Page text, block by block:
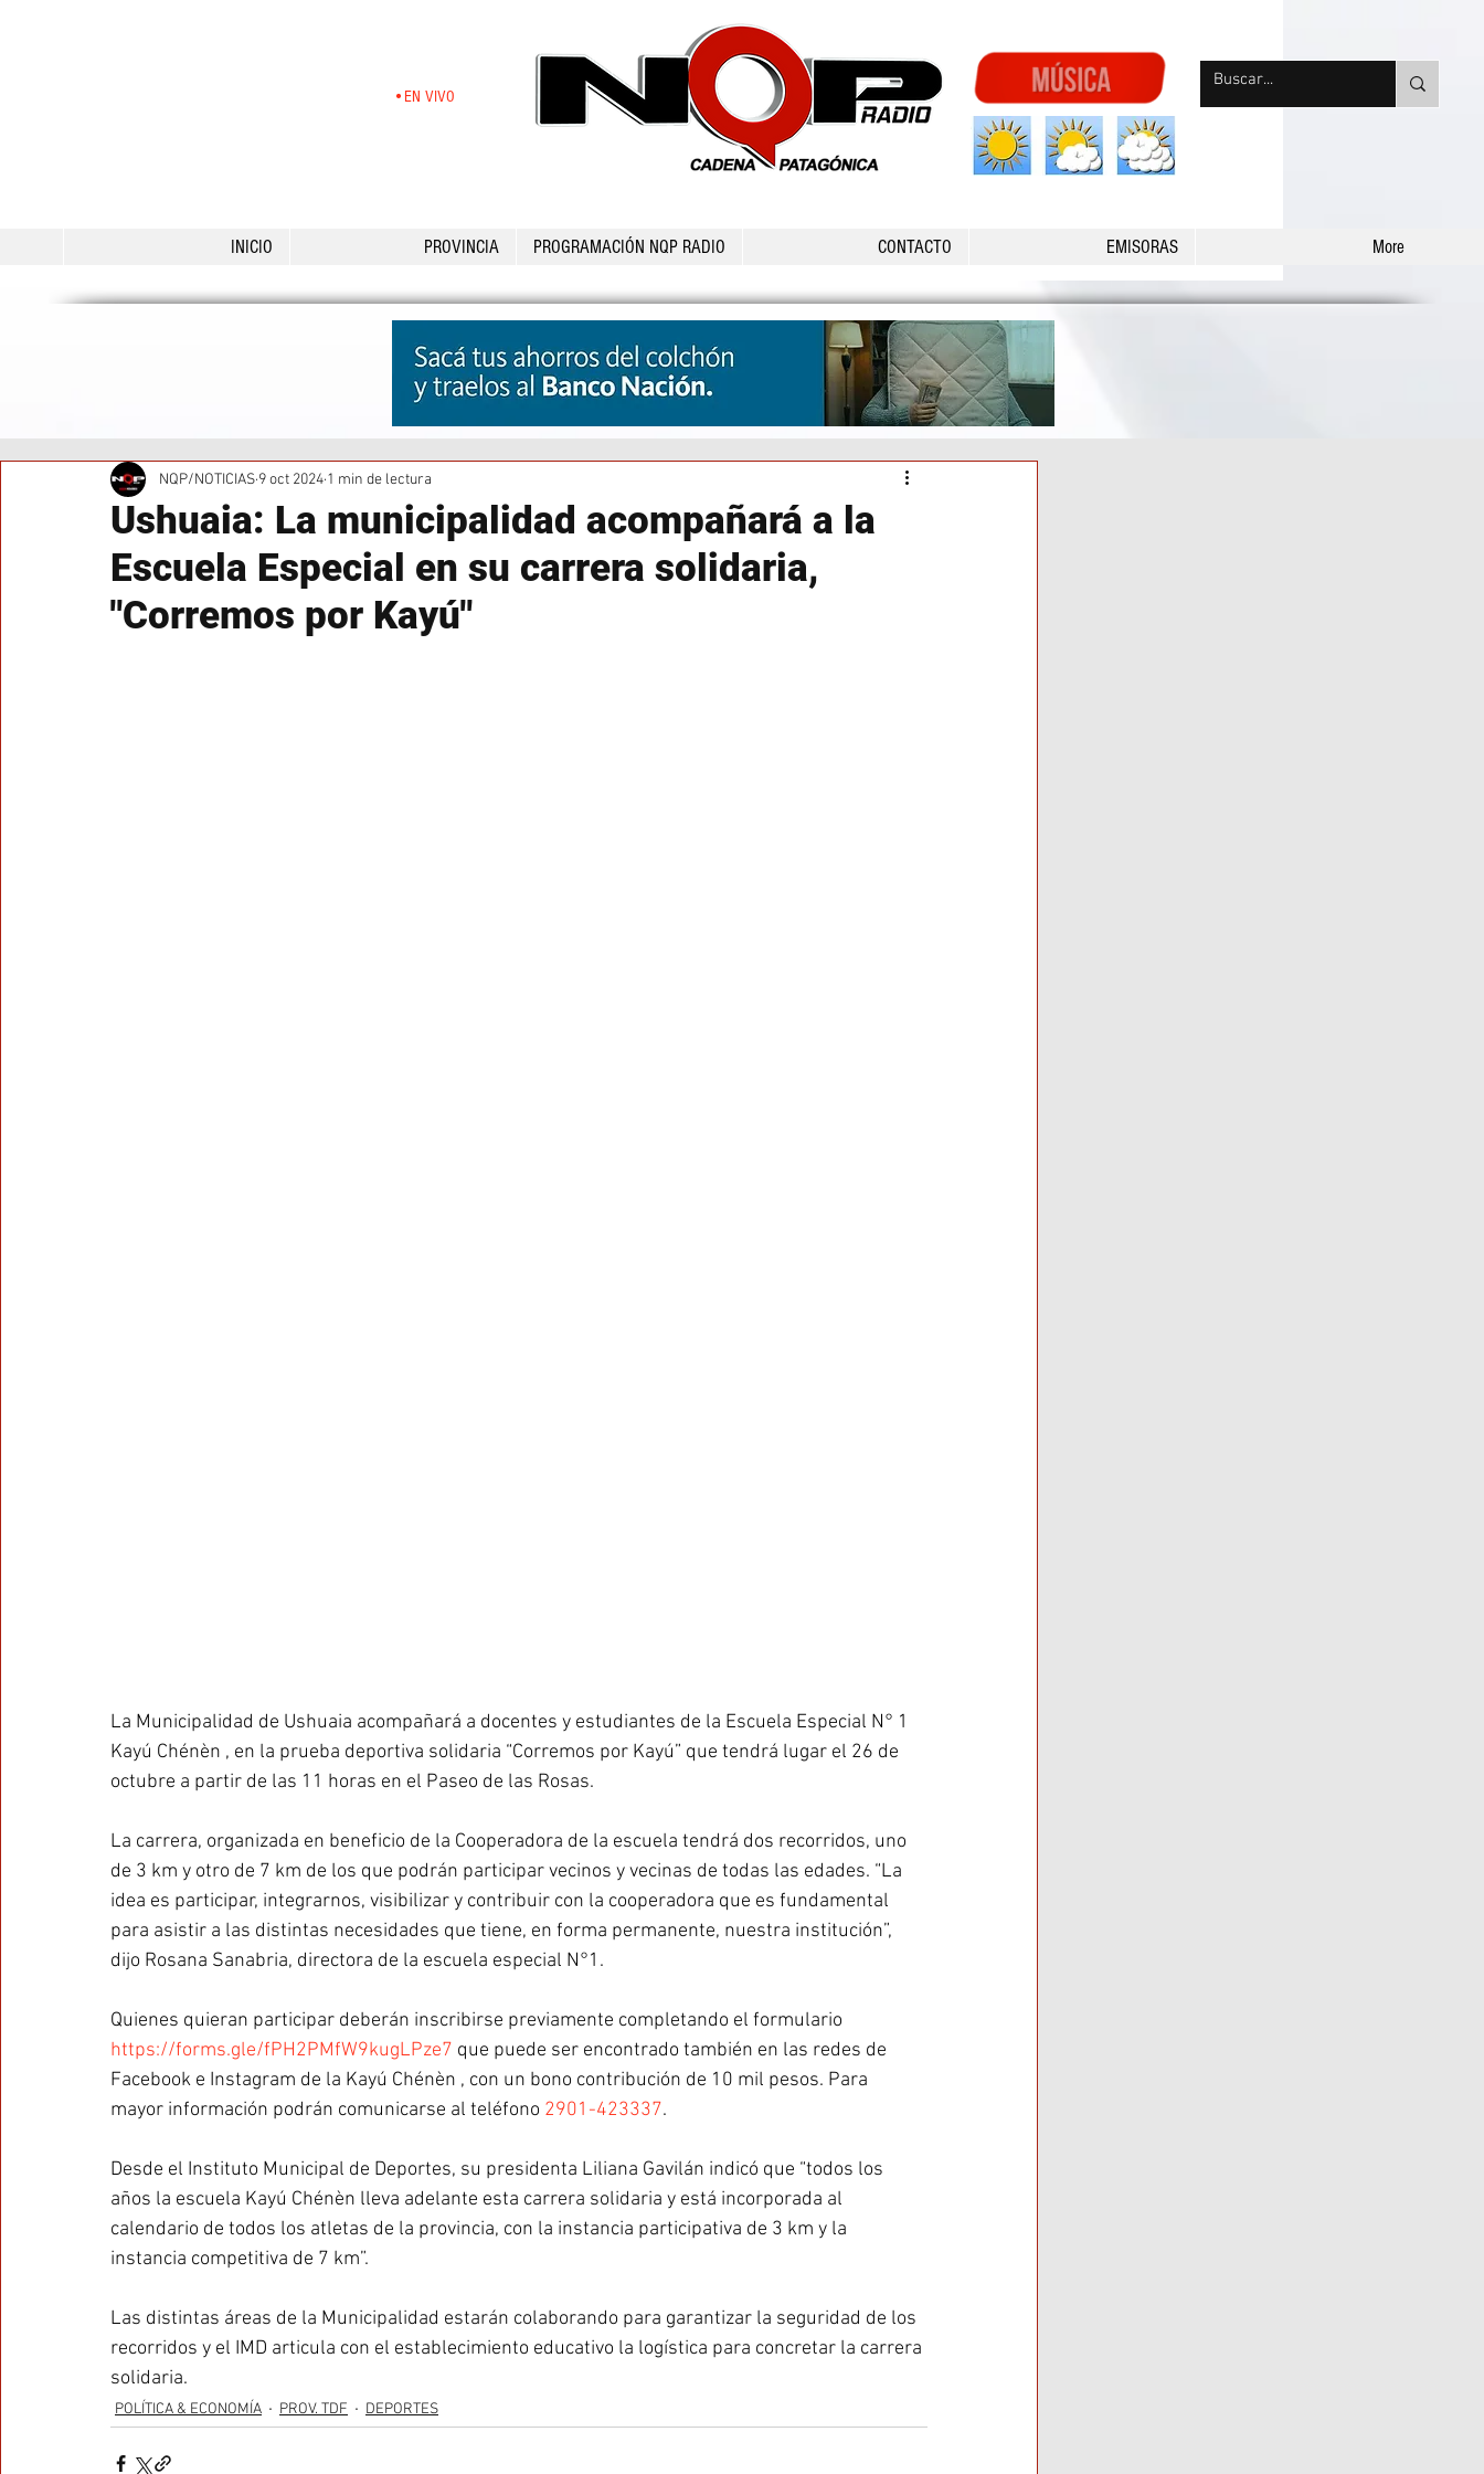
•EN VIVO
INICIO PROVINCIA PROGRAMACIÓN NQP RADIO CONTACTO EMISORAS More
Ushuaia: La municipalidad acompañará a la
Escuela Especial en su carrera solidaria,
"Corremos por Kayú"
NQP/NOTICIAS 9 oct 2024 1 min de lectura
La Municipalidad de Ushuaia acompañará a docentes y estudiantes de la Escuela Especial N° 1
Kayú Chénèn , en la prueba deportiva solidaria “Corremos por Kayú” que tendrá lugar el 26 de
octubre a partir de las 11 horas en el Paseo de las Rosas.
La carrera, organizada en beneficio de la Cooperadora de la escuela tendrá dos recorridos, uno
de 3 km y otro de 7 km de los que podrán participar vecinos y vecinas de todas las edades. “La
idea es participar, integrarnos, visibilizar y contribuir con la cooperadora que es fundamental
para asistir a las distintas necesidades que tiene, en forma permanente, nuestra institución”,
dijo Rosana Sanabria, directora de la escuela especial N°1.
Quienes quieran participar deberán inscribirse previamente completando el formulario
https://forms.gle/fPH2PMfW9kugLPze7 que puede ser encontrado también en las redes de
Facebook e Instagram de la Kayú Chénèn , con un bono contribución de 10 mil pesos. Para
mayor información podrán comunicarse al teléfono 2901-423337.
Desde el Instituto Municipal de Deportes, su presidenta Liliana Gavilán indicó que “todos los
años la escuela Kayú Chénèn lleva adelante esta carrera solidaria y está incorporada al
calendario de todos los atletas de la provincia, con la instancia participativa de 3 km y la
instancia competitiva de 7 km”.
Las distintas áreas de la Municipalidad estarán colaborando para garantizar la seguridad de los
recorridos y el IMD articula con el establecimiento educativo la logística para concretar la carrera
solidaria.
POLÍTICA & ECONOMÍA PROV. TDF DEPORTES